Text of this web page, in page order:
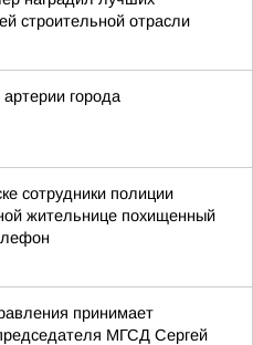
строительной отрасли
города
сотрудники полиции
жительнице похищенный
принимает
МГСД Сергей